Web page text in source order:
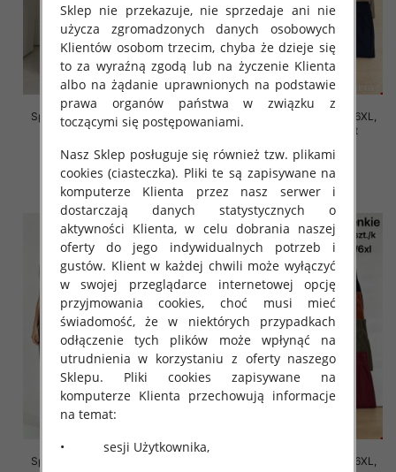
Spodnie damskie Roz 2XL-6XL,
Mix Kolor Paczka 12 szt
16.00 zł
szczegóły
Spodnie damskie Roz 2XL-6XL,
Mix Kolor Paczka 12 szt
16.00 zł
szczegóły
Spodnie damskie Roz 2XL-6XL,
Spodnie damskie Roz 2XL-6XL,
Sklep nie przekazuje, nie sprzedaje ani nie
użycza zgromadzonych danych osobowych
Klientów osobom trzecim, chyba że dzieje się
to za wyraźną zgodą lub na życzenie Klienta
albo na żądanie uprawnionych na podstawie
prawa organów państwa w związku z
toczącymi się postępowaniami.
Nasz Sklep posługuje się również tzw. plikami
cookies (ciasteczka). Pliki te są zapisywane na
komputerze Klienta przez nasz serwer i
dostarczają danych statystycznych o
aktywności Klienta, w celu dobrania naszej
oferty do jego indywidualnych potrzeb i
gustów. Klient w każdej chwili może wyłączyć
w swojej przeglądarce internetowej opcję
przyjmowania cookies, choć musi mieć
świadomość, że w niektórych przypadkach
odłączenie tych plików może wpłynąć na
utrudnienia w korzystaniu z oferty naszego
Sklepu. Pliki cookies zapisywane na
komputerze Klienta przechowują informacje
na temat:
• sesji Użytkownika,